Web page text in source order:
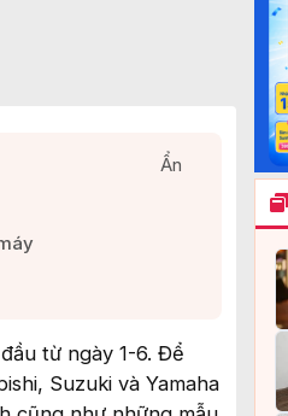
Ẩn
từ ngày 1-6. Để
Suzuki và Yamaha